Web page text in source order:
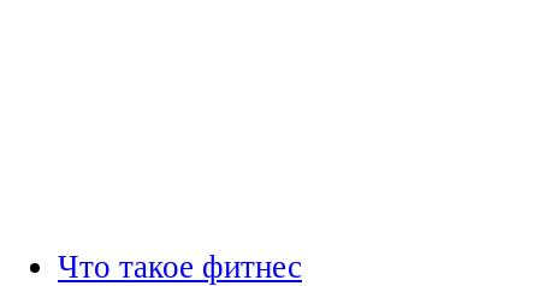
Что такое фитнес